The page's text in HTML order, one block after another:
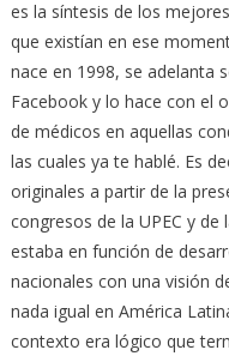
es la síntesis de los
que existían en ese
nace en 1998, se adelanta
Facebook y lo hace con el
de médicos en aquellas
las cuales ya te hablé. Es
originales a partir de la
congresos de la UPEC y
estaba en función de
nacionales con una visión
nada igual en América
contexto era lógico que